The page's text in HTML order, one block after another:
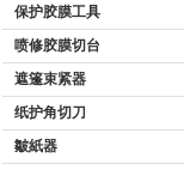
保护胶膜工具
喷修胶膜切台
遮篷束紧器
纸护角切刀
皺紙器